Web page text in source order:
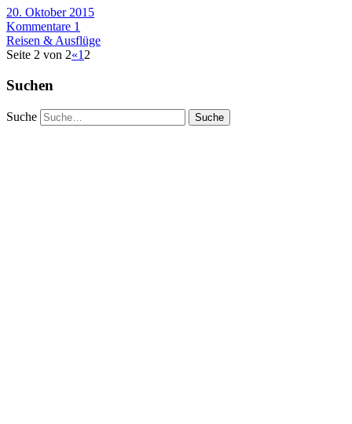
20. Oktober 2015
Kommentare 1
Reisen & Ausflüge
Seite 2 von 2«1 2
Suchen
Suche